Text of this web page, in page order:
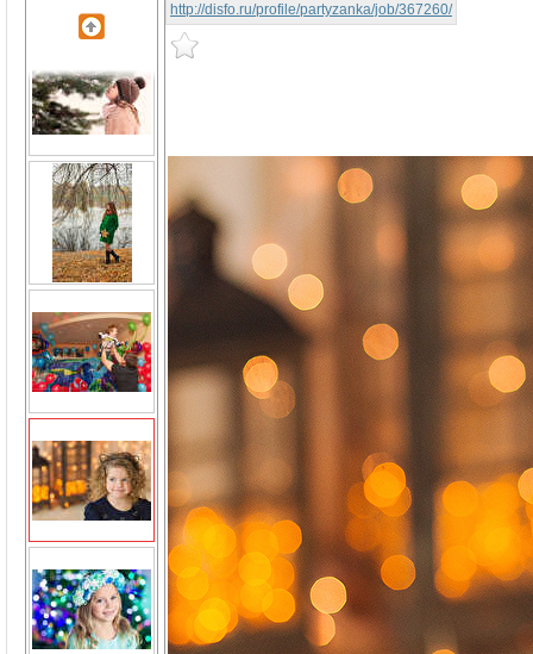
http://disfo.ru/profile/partyzanka/job/367260/